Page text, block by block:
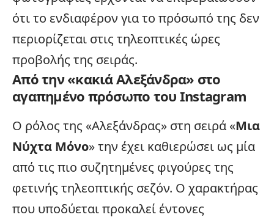
ότι το ενδιαφέρον για το πρόσωπό της δεν
περιορίζεται στις τηλεοπτικές ώρες
προβολής της σειράς.
Από την «κακιά Αλεξάνδρα» στο
αγαπημένο πρόσωπο του Instagram
Ο ρόλος της «Αλεξάνδρας» στη σειρά «Μια
Νύχτα Μόνο» την έχει καθιερώσει ως μία
από τις πιο συζητημένες φιγούρες της
φετινής τηλεοπτικής σεζόν. Ο χαρακτήρας
που υποδύεται προκαλεί έντονες